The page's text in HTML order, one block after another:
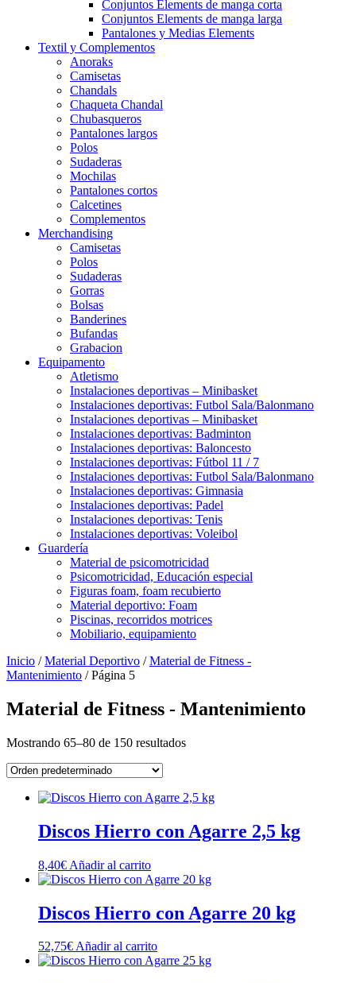
Conjuntos Elements de manga corta
Conjuntos Elements de manga larga
Pantalones y Medias Elements
Textil y Complementos
Anoraks
Camisetas
Chandals
Chaqueta Chandal
Chubasqueros
Pantalones largos
Polos
Sudaderas
Mochilas
Pantalones cortos
Calcetines
Complementos
Merchandising
Camisetas
Polos
Sudaderas
Gorras
Bolsas
Banderines
Bufandas
Grabacion
Equipamento
Atletismo
Instalaciones deportivas – Minibasket
Instalaciones deportivas: Futbol Sala/Balonmano
Instalaciones deportivas – Minibasket
Instalaciones deportivas: Badminton
Instalaciones deportivas: Baloncesto
Instalaciones deportivas: Fútbol 11 / 7
Instalaciones deportivas: Futbol Sala/Balonmano
Instalaciones deportivas: Gimnasia
Instalaciones deportivas: Padel
Instalaciones deportivas: Tenis
Instalaciones deportivas: Voleibol
Guardería
Material de psicomotricidad
Psicomotricidad, Educación especial
Figuras foam, foam recubierto
Material deportivo: Foam
Piscinas, recorridos motrices
Mobiliario, equipamiento
Inicio /Material Deportivo /Material de Fitness -
Mantenimiento / Página 5
Material de Fitness - Mantenimiento
Mostrando 65–80 de 150 resultados
Discos Hierro con Agarre 2,5 kg
8,40€ Añadir al carrito
Discos Hierro con Agarre 20 kg
52,75€Añadir al carrito